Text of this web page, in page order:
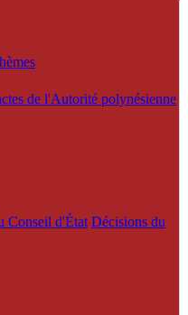
de l'Autorité polynésienne
Conseil d'État Décisions du